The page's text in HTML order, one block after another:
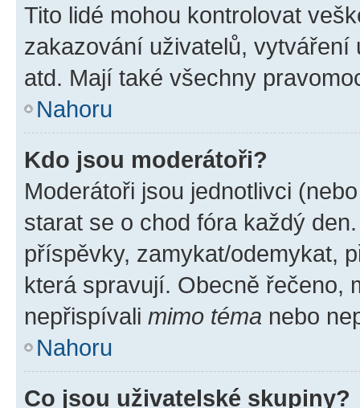
Tito lidé mohou kontrolovat
zakazování uživatelů,
atd. Mají také všechny
Nahoru
Kdo jsou moderátoři?
Moderátoři jsou jednotlivci
starat se o chod fóra každý
příspěvky, zamykat/odemykat,
která spravují. Obecně řečeno,
nepřispívali mimo téma nebo
Nahoru
Co jsou uživatelské skupiny?